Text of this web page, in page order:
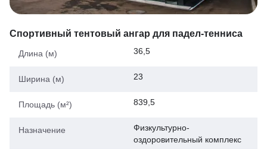
Спортивный тентовый ангар для падел-тенниса
Длина (м) 36,5
Ширина (м) 23
Площадь (м²) 839,5
Назначение
Физкультурно-
оздоровительный комплекс